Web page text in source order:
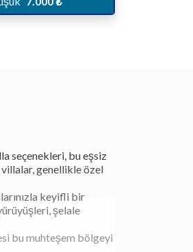
seçenekleri, bu eşsiz
genellikle özel
keyifli bir
şelale
bu muhteşem bölgeyi